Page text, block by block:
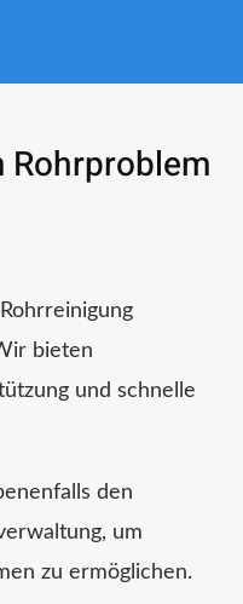
Rohrproblem
bieten
und schnelle
den
um
zu ermöglichen.